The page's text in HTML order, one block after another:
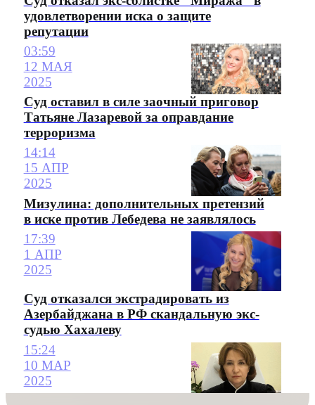
удовлетворении иска о защите
репутации
03:59
12 МАЯ
2025
Суд оставил в силе заочный приговор
Татьяне Лазаревой за оправдание
терроризма
14:14
15 АПР
2025
Мизулина: дополнительных претензий
в иске против Лебедева не заявлялось
17:39
1 АПР
2025
Суд отказался экстрадировать из
Азербайджана в РФ скандальную экс-
судью Хахалеву
15:24
10 МАР
2025